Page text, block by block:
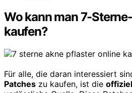
Wo kann man 7-
kaufen?
Für alle, die daran interessiert
Patches zu kaufen, ist die